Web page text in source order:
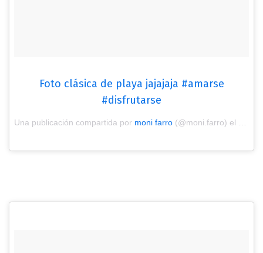
Foto clásica de playa jajajaja #amarse
#disfrutarse
Una publicación compartida por moni farro (@moni.farro) el